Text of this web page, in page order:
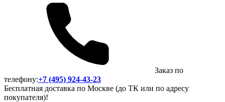
Заказ по
телефону:+7 (495) 924-43-23
Бесплатная доставка по Москве (до ТК или по адресу
покупателя)!